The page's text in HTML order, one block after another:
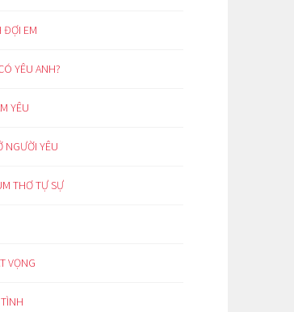
ĐỢI EM
YÊU ANH?
YÊU
NGƯỜI YÊU
THƠ TỰ SỰ
VỌNG